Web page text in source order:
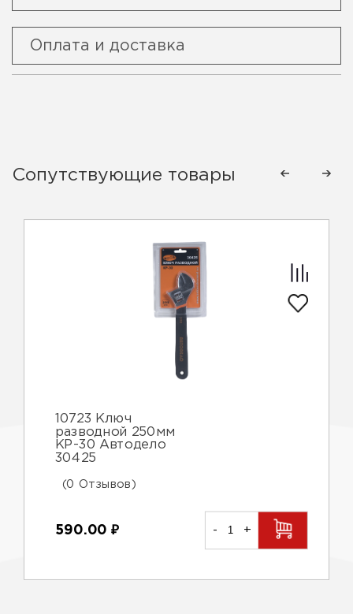
Оплата и доставка
Сопутствующие товары
10723 Ключ
разводной 250мм
КР-30 Автодело
30425
(0 Отзывов)
590.00 ₽ - +